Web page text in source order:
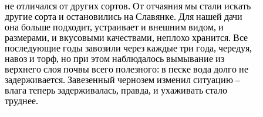
не отличался от других сортов. От отчаяния мы стали искать
другие сорта и остановились на Славянке. Для нашей дачи
она больше подходит, устраивает и внешним видом, и
размерами, и вкусовыми качествами, неплохо хранится. Все
последующие годы завозили через каждые три года, чередуя,
навоз и торф, но при этом наблюдалось вымывание из
верхнего слоя почвы всего полезного: в песке вода долго не
задерживается. Завезенный чернозем изменил ситуацию –
влага теперь задерживалась, правда, и ухаживать стало
труднее.